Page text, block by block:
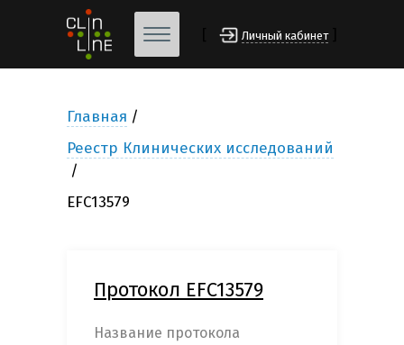
Личный кабинет
Главная
Реестр Клинических исследований
EFC13579
Протокол EFC13579
Название протокола